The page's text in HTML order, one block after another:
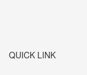
QUICK LINK